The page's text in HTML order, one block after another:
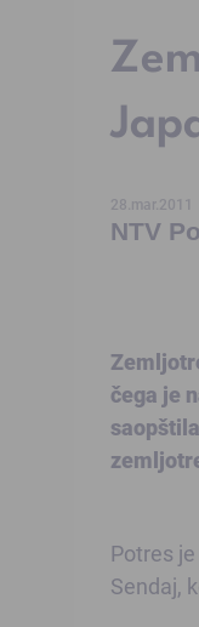
28.mar.2011
NTV
čega je
Potres
Sendaj,